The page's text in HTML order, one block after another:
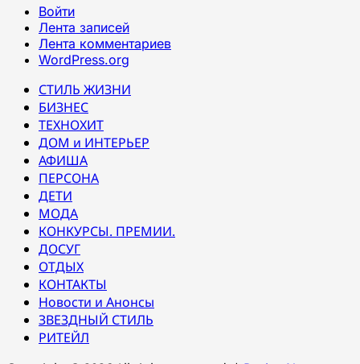
Войти
Лента записей
Лента комментариев
WordPress.org
СТИЛЬ ЖИЗНИ
БИЗНЕС
ТЕХНОХИТ
ДОМ и ИНТЕРЬЕР
АФИША
ПЕРСОНА
ДЕТИ
МОДА
КОНКУРСЫ. ПРЕМИИ.
ДОСУГ
ОТДЫХ
КОНТАКТЫ
Новости и Анонсы
ЗВЕЗДНЫЙ СТИЛЬ
РИТЕЙЛ